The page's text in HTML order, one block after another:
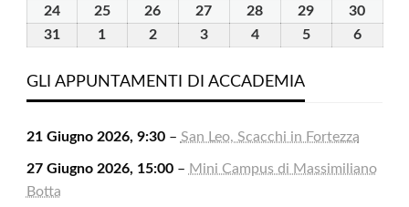
2026
2026
Agosto Agosto
Agosto
Agosto
Agosto
Agosto
2424
Agosto
2525
Agosto
26
Agosto
27
Agosto
28
Agosto
29
Agosto
30
3131
2026
1
2026
22
2026
33
2026
44
2026
55
66
GLI APPUNTAMENTI DI ACCADEMIA
21 Giugno 2026, 9:30– San Leo, Scacchi in Fortezza
27 Giugno 2026, 15:00– Mini Campus di Massimiliano
Botta